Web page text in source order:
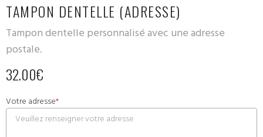
TAMPON DENTELLE (ADRESSE)
Tampon dentelle personnalisé avec une adresse
postale.
32.00€
Votre adresse*